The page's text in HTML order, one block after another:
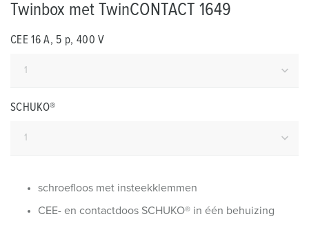
Twinbox met TwinCONTACT 1649
CEE 16 A, 5 p, 400 V
SCHUKO®
schroefloos met insteekklemmen
CEE- en contactdoos SCHUKO® in één behuizing